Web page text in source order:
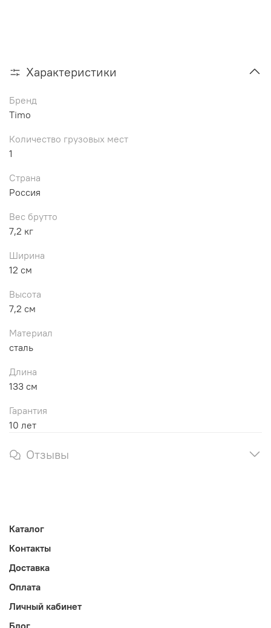
Характеристики
Бренд
Timo
Количество грузовых мест
1
Страна
Россия
Вес брутто
7,2 кг
Ширина
12 см
Высота
7,2 см
Материал
сталь
Длина
133 см
Гарантия
10 лет
Отзывы
Каталог
Контакты
Доставка
Оплата
Личный кабинет
Блог